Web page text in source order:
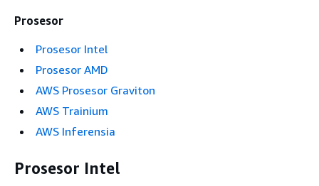
Prosesor
Prosesor Intel
Prosesor AMD
AWS Prosesor Graviton
AWS Trainium
AWS Inferensia
Prosesor Intel